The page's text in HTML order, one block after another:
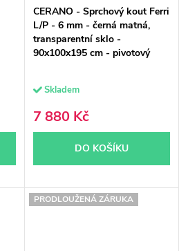
CERANO - Sprchový kout Ferri
L/P - 6 mm - černá matná,
transparentní sklo -
90x100x195 cm - pivotový
Skladem
7 880 Kč
DO KOŠÍKU
PRODLOUŽENÁ ZÁRUKA